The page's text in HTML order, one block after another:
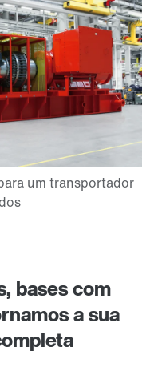
bases com
a sua